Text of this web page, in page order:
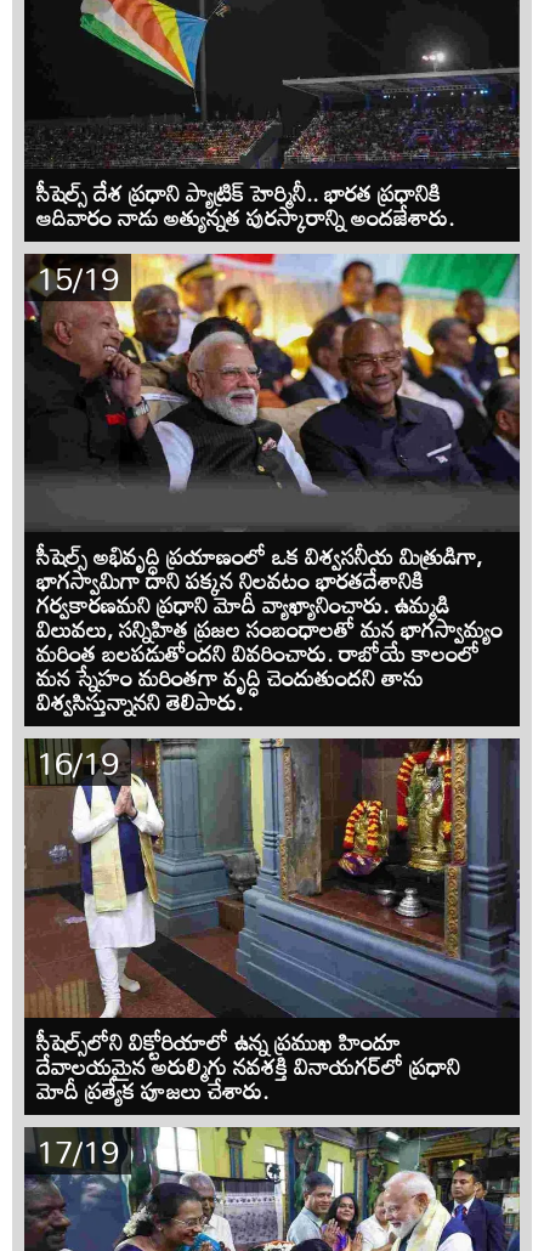
సీషెల్స్ దేశ ప్రధాని ప్యాట్రిక్ హెర్మినీ.. భారత ప్రధానికి
ఆదివారం నాడు అత్యున్నత పురస్కారాన్ని అందజేశారు.
15/19
సీషెల్స్‌ అభివృద్ధి ప్రయాణంలో ఒక విశ్వసనీయ మిత్రుడిగా,
భాగస్వామిగా దాని పక్కన నిలవటం భారతదేశానికి
గర్వకారణమని ప్రధాని మోదీ వ్యాఖ్యానించారు. ఉమ్మడి
విలువలు, సన్నిహిత ప్రజల సంబంధాలతో మన భాగస్వామ్యం
మరింత బలపడుతోందని వివరించారు. రాబోయే కాలంలో
మన స్నేహం మరింతగా వృద్ధి చెందుతుందని తాను
విశ్వసిస్తున్నానని తెలిపారు.
16/19
సీషెల్స్‌లోని విక్టోరియాలో ఉన్న ప్రముఖ హిందూ
దేవాలయమైన అరుల్మిగు నవశక్తి వినాయగర్‌లో ప్రధాని
మోదీ ప్రత్యేక పూజలు చేశారు.
17/19